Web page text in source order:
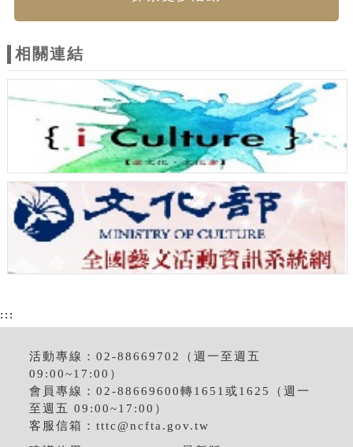
相關連結
:::
活動專線：02-88669702（週一至週五
09:00~17:00）
會員專線：02-88669600轉1651或1625（週一
至週五 09:00~17:00）
客服信箱：tttc@ncfta.gov.tw